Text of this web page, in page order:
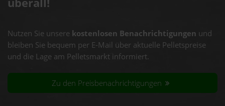
Nutzen Sie unsere kostenlosen Benachrichtigungen und
bleiben Sie bequem per E-Mail über aktuelle Pelletspreise
und die Lage am Pelletsmarkt informiert.
Zu den Preisbenachrichtigungen